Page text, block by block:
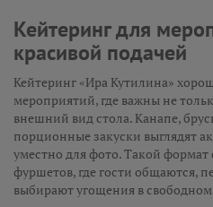
Кейтеринг для
красивой подачей
Кейтеринг «Ира Кутилина»
мероприятий, где важны не
внешний вид стола. Канапе,
порционные закуски выглядят
уместно для фото. Такой формат
фуршетов, где гости общаются,
выбирают угощения в